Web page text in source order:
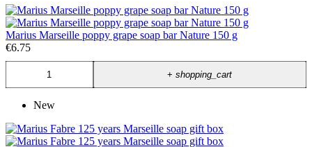
Marius Marseille poppy grape soap bar Nature 150 g
€6.75
+shopping_cart
New